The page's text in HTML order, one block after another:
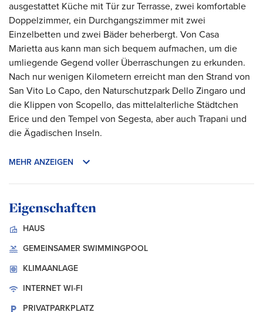
ausgestattet Küche mit Tür zur Terrasse, zwei komfortable
Doppelzimmer, ein Durchgangszimmer mit zwei
Einzelbetten und zwei Bäder beherbergt. Von Casa
Marietta aus kann man sich bequem aufmachen, um die
umliegende Gegend voller Überraschungen zu erkunden.
Nach nur wenigen Kilometern erreicht man den Strand von
San Vito Lo Capo, den Naturschutzpark Dello Zingaro und
die Klippen von Scopello, das mittelalterliche Städtchen
Erice und den Tempel von Segesta, aber auch Trapani und
die Ägadischen Inseln.
MEHR ANZEIGEN
Eigenschaften
HAUS
GEMEINSAMER SWIMMINGPOOL
KLIMAANLAGE
INTERNET WI-FI
PRIVATPARKPLATZ